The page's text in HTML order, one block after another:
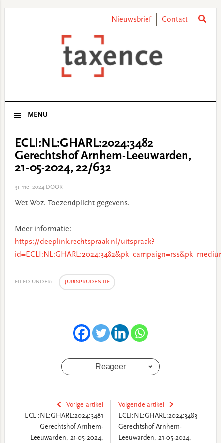
Nieuwsbrief Contact
MENU
ECLI:NL:GHARL:2024:3482
Gerechtshof Arnhem-Leeuwarden,
21-05-2024, 22/632
31 mei 2024DOOR
Wet Woz. Toezendplicht gegevens.
Meer informatie:
https://deeplink.rechtspraak.nl/uitspraak?
FILED UNDER: JURISPRUDENTIE
Reageer
Vorige artikel
ECLI:NL:GHARL:2024:3481
Gerechtshof Arnhem-
Leeuwarden, 21-05-2024,
Volgende artikel
ECLI:NL:GHARL:2024:3483
Gerechtshof Arnhem-
Leeuwarden, 21-05-2024,